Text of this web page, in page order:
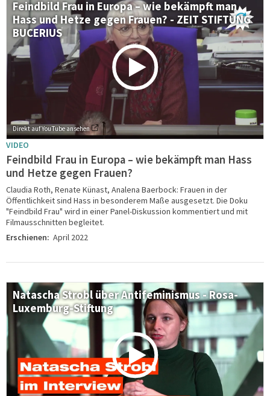
Feindbild Frau in Europa – wie bekämpft man
Hass und Hetze gegen Frauen? - ZEIT STIFTUNG
BUCERIUS
Direkt auf YouTube ansehen
VIDEO
Feindbild Frau in Europa – wie bekämpft man Hass
und Hetze gegen Frauen?
Claudia Roth, Renate Künast, Analena Baerbock: Frauen in der
Öffentlichkeit sind Hass in besonderem Maße ausgesetzt. Die Doku
"Feindbild Frau" wird in einer Panel-Diskussion kommentiert und mit
Filmausschnitten begleitet.
Erschienen: April 2022
Natascha Strobl über Antifeminismus - Rosa-
Luxemburg-Stiftung